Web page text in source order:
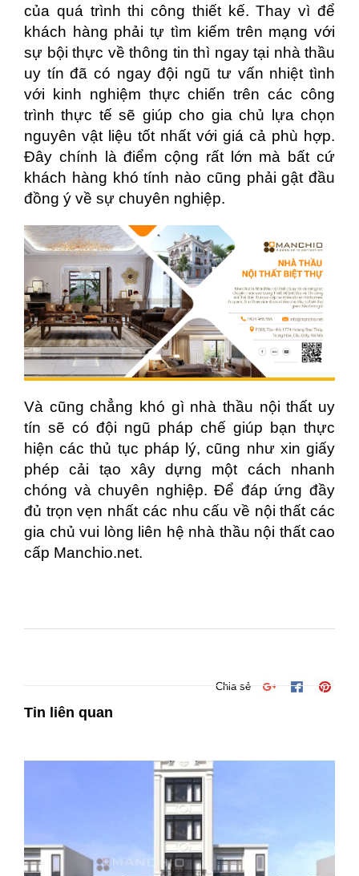
của quá trình thi công thiết kế. Thay vì để
khách hàng phải tự tìm kiếm trên mạng với
sự bội thực về thông tin thì ngay tại nhà thầu
uy tín đã có ngay đội ngũ tư vấn nhiệt tình
với kinh nghiệm thực chiến trên các công
trình thực tế sẽ giúp cho gia chủ lựa chọn
nguyên vật liệu tốt nhất với giá cả phù hợp.
Đây chính là điểm cộng rất lớn mà bất cứ
khách hàng khó tính nào cũng phải gật đầu
đồng ý về sự chuyên nghiệp.
Và cũng chẳng khó gì nhà thầu nội thất uy
tín sẽ có đội ngũ pháp chế giúp bạn thực
hiện các thủ tục pháp lý, cũng như xin giấy
phép cải tạo xây dựng một cách nhanh
chóng và chuyên nghiệp. Để đáp ứng đầy
đủ trọn vẹn nhất các nhu cấu về nội thất các
gia chủ vui lòng liên hệ nhà thầu nội thất cao
cấp Manchio.net.
Chia sẻ
Tin liên quan